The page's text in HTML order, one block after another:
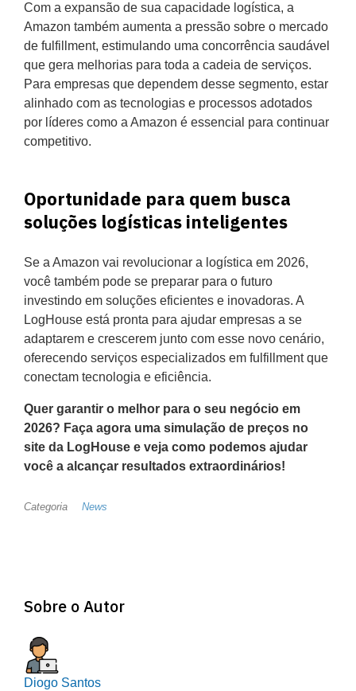
Com a expansão de sua capacidade logística, a
Amazon também aumenta a pressão sobre o mercado
de fulfillment, estimulando uma concorrência saudável
que gera melhorias para toda a cadeia de serviços.
Para empresas que dependem desse segmento, estar
alinhado com as tecnologias e processos adotados
por líderes como a Amazon é essencial para continuar
competitivo.
Oportunidade para quem busca
soluções logísticas inteligentes
Se a Amazon vai revolucionar a logística em 2026,
você também pode se preparar para o futuro
investindo em soluções eficientes e inovadoras. A
LogHouse está pronta para ajudar empresas a se
adaptarem e crescerem junto com esse novo cenário,
oferecendo serviços especializados em fulfillment que
conectam tecnologia e eficiência.
Quer garantir o melhor para o seu negócio em
2026? Faça agora uma simulação de preços no
site da LogHouse e veja como podemos ajudar
você a alcançar resultados extraordinários!
Categoria News
Sobre o Autor
Diogo Santos